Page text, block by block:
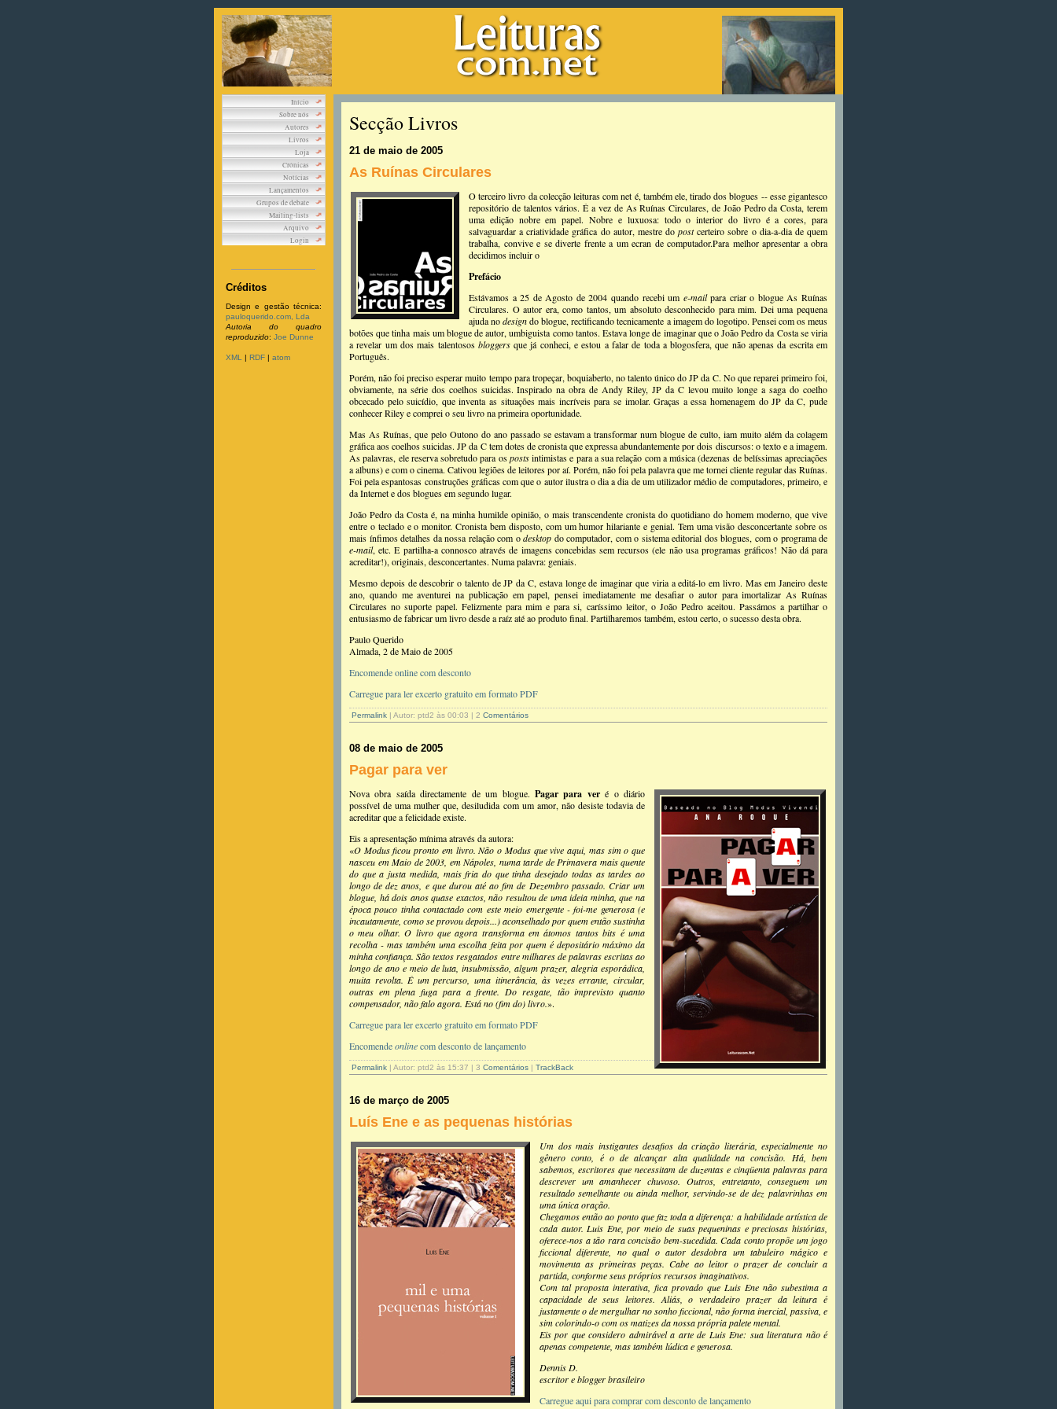
Início
Sobre nós
Autores
Livros
Loja
Crónicas
Notícias
Lançamentos
Grupos de debate
Mailing-lists
Arquivo
Login
Créditos
Design e gestão técnica:
pauloquerido.com, Lda
Autoria do quadro
reproduzido: Joe Dunne
XML | RDF | atom
Secção Livros
21 de maio de 2005
As Ruínas Circulares
O terceiro livro da colecção leituras com net é, também ele, tirado dos blogues -- esse gigantesco
repositório de talentos vários. É a vez de As Ruínas Circulares, de João Pedro da Costa, terem
uma edição nobre em papel. Nobre e luxuosa: todo o interior do livro é a cores, para
salvaguardar a criatividade gráfica do autor, mestre dopostcerteiro sobre o dia-a-dia de quem
trabalha, convive e se diverte frente a um ecran de computador.Para melhor apresentar a obra
decidimos incluir o
Prefácio
Estávamos a 25 de Agosto de 2004 quando recebi um e-mailpara criar o blogue As Ruínas
Circulares. O autor era, como tantos, um absoluto desconhecido para mim. Dei uma pequena
ajuda nodesigndo blogue, rectificando tecnicamente a imagem do logotipo. Pensei com os meus
botões que tinha mais um blogue de autor, umbiguista como tantos. Estava longe de imaginar que o João Pedro da Costa se viria
a revelar um dos mais talentosos bloggersque já conheci, e estou a falar de toda a blogosfera, que não apenas da escrita em
Português.
Porém, não foi preciso esperar muito tempo para tropeçar, boquiaberto, no talento único do JP da C. No que reparei primeiro foi,
obviamente, na série dos coelhos suicidas. Inspirado na obra de Andy Riley, JP da C levou muito longe a saga do coelho
obcecado pelo suicídio, que inventa as situações mais incríveis para se imolar. Graças a essa homenagem do JP da C, pude
conhecer Riley e comprei o seu livro na primeira oportunidade.
Mas As Ruínas, que pelo Outono do ano passado se estavam a transformar num blogue de culto, iam muito além da colagem
gráfica aos coelhos suicidas. JP da C tem dotes de cronista que expressa abundantemente por dois discursos: o texto e a imagem.
As palavras, ele reserva sobretudo para ospostsintimistas e para a sua relação com a música (dezenas de belíssimas apreciações
a albuns) e com o cinema. Cativou legiões de leitores por aí. Porém, não foi pela palavra que me tornei cliente regular das Ruínas.
Foi pela espantosas construções gráficas com que o autor ilustra o dia a dia de um utilizador médio de computadores, primeiro, e
da Internet e dos blogues em segundo lugar.
João Pedro da Costa é, na minha humilde opinião, o mais transcendente cronista do quotidiano do homem moderno, que vive
entre o teclado e o monitor. Cronista bem disposto, com um humor hilariante e genial. Tem uma visão desconcertante sobre os
mais ínfimos detalhes da nossa relação com odesktop do computador, com o sistema editorial dos blogues, com o programa de
e-mail, etc. E partilha-a connosco através de imagens concebidas sem recursos (ele não usa programas gráficos! Não dá para
acreditar!), originais, desconcertantes. Numa palavra: geniais.
Mesmo depois de descobrir o talento de JP da C, estava longe de imaginar que viria a editá-lo em livro. Mas em Janeiro deste
ano, quando me aventurei na publicação em papel, pensei imediatamente me desafiar o autor para imortalizar As Ruínas
Circulares no suporte papel. Felizmente para mim e para si, caríssimo leitor, o João Pedro aceitou. Passámos a partilhar o
entusiasmo de fabricar um livro desde a raíz até ao produto final. Partilharemos também, estou certo, o sucesso desta obra.
Paulo Querido
Almada, 2 de Maio de 2005
Encomende online com desconto
Carregue para ler excerto gratuito em formato PDF
Permalink | Autor: ptd2 às 00:03 | 2 Comentários
08 de maio de 2005
Pagar para ver
Nova obra saída directamente de um blogue. Pagar para veré o diário
possível de uma mulher que, desiludida com um amor, não desiste todavia de
acreditar que a felicidade existe.
Eis a apresentação mínima através da autora:
«O Modus ficou pronto em livro. Não o Modus que vive aqui, mas sim o que
nasceu em Maio de 2003, em Nápoles, numa tarde de Primavera mais quente
do que a justa medida, mais fria do que tinha desejado todas as tardes ao
longo de dez anos, e que durou até ao fim de Dezembro passado. Criar um
blogue, há dois anos quase exactos, não resultou de uma ideia minha, que na
época pouco tinha contactado com este meio emergente - foi-me generosa (e
incautamente, como se provou depois...) aconselhado por quem então sustinha
o meu olhar. O livro que agora transforma em átomos tantos bits é uma
recolha - mas também uma escolha feita por quem é depositário máximo da
minha confiança. São textos resgatados entre milhares de palavras escritas ao
longo de ano e meio de luta, insubmissão, algum prazer, alegria esporádica,
muita revolta. É um percurso, uma itinerância, às vezes errante, circular,
outras em plena fuga para a frente. Do resgate, tão imprevisto quanto
compensador, não falo agora. Está no (fim do) livro.».
Carregue para ler excerto gratuito em formato PDF
Encomendeonlinecom desconto de lançamento
Permalink | Autor: ptd2 às 15:37 | 3 Comentários | TrackBack
16 de março de 2005
Luís Ene e as pequenas histórias
Um dos mais instigantes desafios da criação literária, especialmente no
gênero conto, é o de alcançar alta qualidade na concisão. Há, bem
sabemos, escritores que necessitam de duzentas e cinqüenta palavras para
descrever um amanhecer chuvoso. Outros, entretanto, conseguem um
resultado semelhante ou ainda melhor, servindo-se de dez palavrinhas em
uma única oração.
Chegamos então ao ponto que faz toda a diferença: a habilidade artística de
cada autor. Luis Ene, por meio de suas pequeninas e preciosas histórias,
oferece-nos a tão rara concisão bem-sucedida. Cada conto propõe um jogo
ficcional diferente, no qual o autor desdobra um tabuleiro mágico e
movimenta as primeiras peças. Cabe ao leitor o prazer de concluir a
partida, conforme seus próprios recursos imaginativos.
Com tal proposta interativa, fica provado que Luis Ene não subestima a
capacidade de seus leitores. Aliás, o verdadeiro prazer da leitura é
justamente o de mergulhar no sonho ficcional, não forma inercial, passiva, e
sim colorindo-o com os matizes da nossa própria palete mental.
Eis por que considero admirável a arte de Luis Ene: sua literatura não é
apenas competente, mas também lúdica e generosa.
Dennis D.
escritor e blogger brasileiro
Carregue aqui para comprar com desconto de lançamento